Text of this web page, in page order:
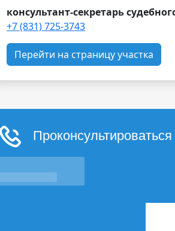
консультант-секретарь
+7 (831) 725-3743
Перейти на страницу участка